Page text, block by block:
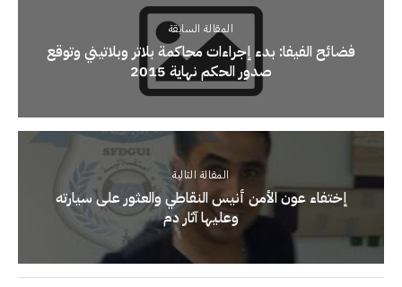
المقالة السابقة
فضائح الفيفا: بدء إجراءات محاكمة بلاتر وبلاتيني وتوقع
صدور الحكم نهاية 2015
المقالة التالية
إختفاء عون الأمن أنيس النقاطي والعثور على سيارته
وعليها آثار دم